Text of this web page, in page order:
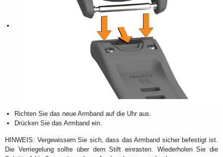
Richten Sie das neue Armband auf die Uhr aus.
Drücken Sie das Armband ein.
HINWEIS: Vergewissern Sie sich, dass das Armband sicher befestigt ist.
Die Verriegelung sollte über dem Stift einrasten. Wiederholen Sie die